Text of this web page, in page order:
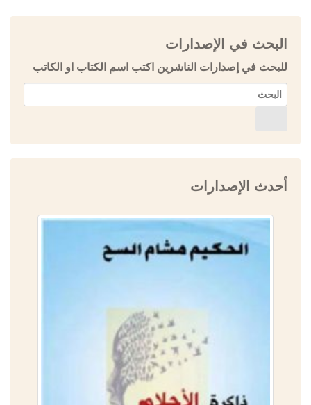
البحث في الإصدارات
للبحث في إصدارات الناشرين اكتب اسم الكتاب او الكاتب
أحدث الإصدارات